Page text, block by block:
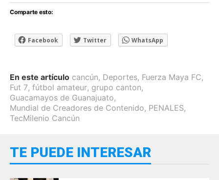
Comparte esto:
Facebook Twitter WhatsApp
En este artículo cancún, Deportes, Fuerza Maya FC,
Fut 7, fútbol amateur, grupo canton,
Guacamayos de Guanajuato,
Mundial de Creadores de Contenido, PENALES,
TecMilenio Cancún
TE PUEDE INTERESAR